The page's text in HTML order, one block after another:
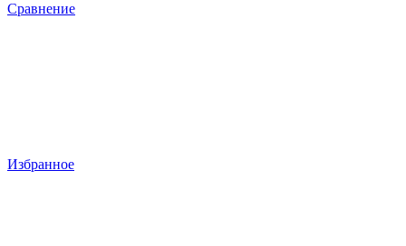
Сравнение
Избранное